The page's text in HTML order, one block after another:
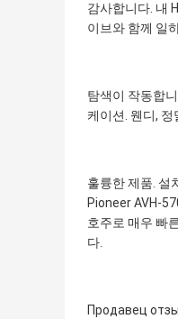
감사합니다. 내
이브와 함께 일
탐색이 작동합
케이션. 웬디, 정
훌륭한 제품. 설
Pioneer AVH-
호주로 매우 빠
다.
Продавец